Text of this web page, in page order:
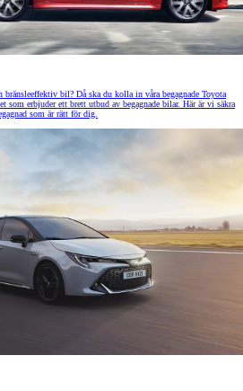
bil? Då ska du kolla in våra begagnade Toyota
som erbjuder ett brett utbud av begagnade bilar. Här är vi säkra
som är rätt för dig.